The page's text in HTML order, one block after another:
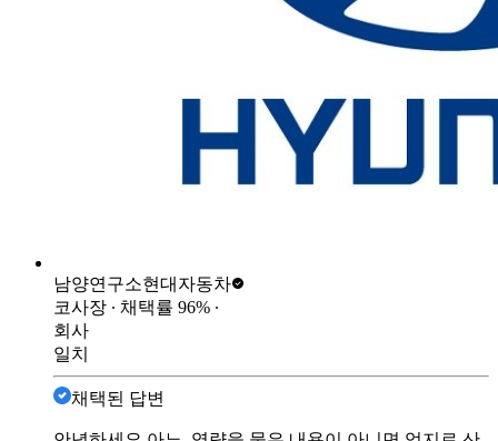
남양연구소현대자동차
코사장 ∙ 채택률 96% ∙
회사
일치
채택된 답변